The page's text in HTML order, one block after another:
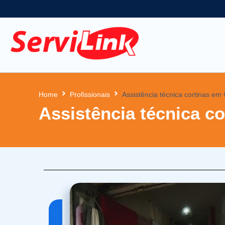
Home Profissionais Assistência técnica cortinas
Assistência técnica